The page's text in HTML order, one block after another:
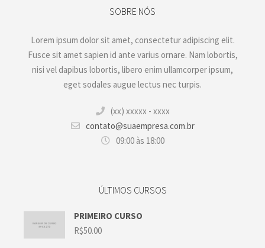
SOBRE NÓS
Lorem ipsum dolor sit amet, consectetur adipiscing elit.
Fusce sit amet sapien id ante varius ornare. Nam lobortis,
nisi vel dapibus lobortis, libero enim ullamcorper ipsum,
eget sodales augue lectus nec turpis.
(xx) xxxxx - xxxx
contato@suaempresa.com.br
09:00 às 18:00
ÚLTIMOS CURSOS
PRIMEIRO CURSO
R$50.00